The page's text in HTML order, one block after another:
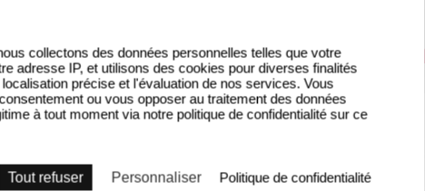
Patients
collectons des données personnelles telles que votre
adresse IP, et utilisons des cookies pour diverses finalités
précise et l'évaluation de nos services. Vous
ou vous opposer au traitement des données
à tout moment via notre politique de confidentialité sur ce
Tout refuser Personnaliser Politique de confidentialité